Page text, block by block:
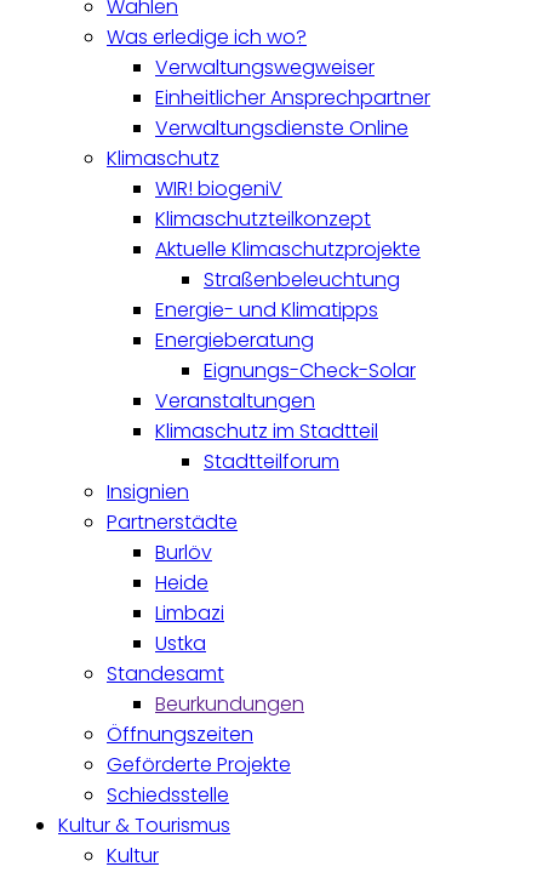
Wahlen
Was erledige ich wo?
Verwaltungswegweiser
Einheitlicher Ansprechpartner
Verwaltungsdienste Online
Klimaschutz
WIR! biogeniV
Klimaschutzteilkonzept
Aktuelle Klimaschutzprojekte
Straßenbeleuchtung
Energie- und Klimatipps
Energieberatung
Eignungs-Check-Solar
Veranstaltungen
Klimaschutz im Stadtteil
Stadtteilforum
Insignien
Partnerstädte
Burlöv
Heide
Limbazi
Ustka
Standesamt
Beurkundungen
Öffnungszeiten
Geförderte Projekte
Schiedsstelle
Kultur & Tourismus
Kultur